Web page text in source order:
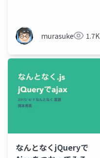
murasuke 1.7K
なんとなくjQueryで